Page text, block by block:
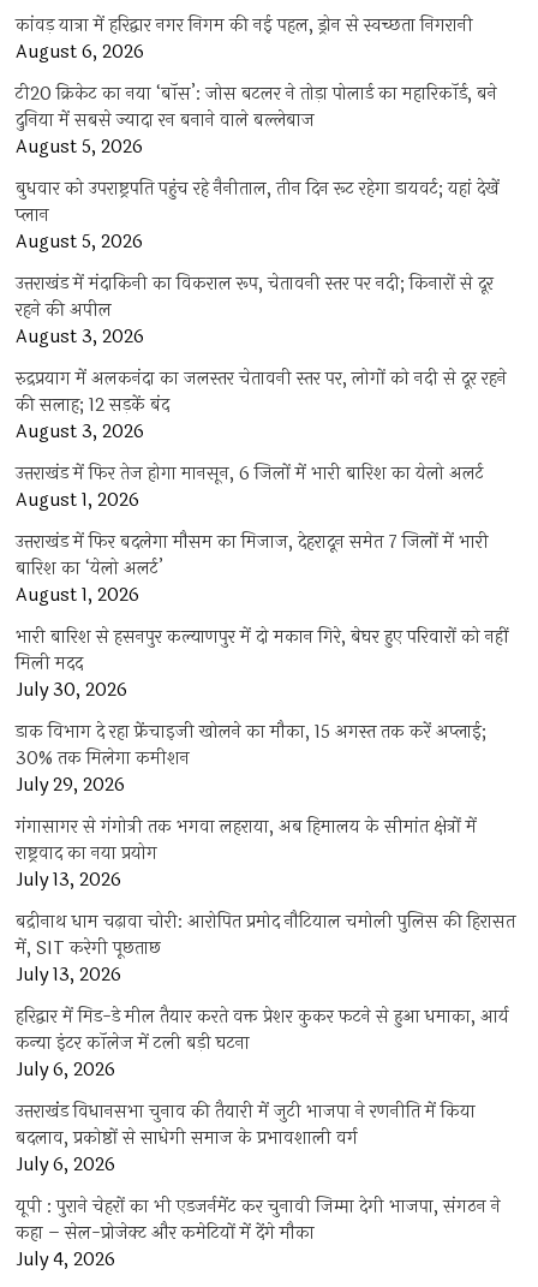
कांवड़ यात्रा में हरिद्वार नगर निगम की नई पहल, ड्रोन से स्वच्छता निगरानी
August 6, 2026
टी20 क्रिकेट का नया ‘बॉस’: जोस बटलर ने तोड़ा पोलार्ड का महारिकॉर्ड, बने
दुनिया में सबसे ज्यादा रन बनाने वाले बल्लेबाज
August 5, 2026
बुधवार को उपराष्ट्रपति पहुंच रहे नैनीताल, तीन दिन रूट रहेगा डायवर्ट; यहां देखें
प्‍लान
August 5, 2026
उत्तराखंड में मंदाकिनी का विकराल रूप, चेतावनी स्तर पर नदी; किनारों से दूर
रहने की अपील
August 3, 2026
रुद्रप्रयाग में अलकनंदा का जलस्तर चेतावनी स्तर पर, लोगों को नदी से दूर रहने
की सलाह; 12 सड़कें बंद
August 3, 2026
उत्तराखंड में फिर तेज होगा मानसून, 6 जिलों में भारी बारिश का येलो अलर्ट
August 1, 2026
उत्तराखंड में फिर बदलेगा मौसम का मिजाज, देहरादून समेत 7 जिलों में भारी
बारिश का ‘येलो अलर्ट’
August 1, 2026
भारी बारिश से हसनपुर कल्याणपुर में दो मकान गिरे, बेघर हुए परिवारों को नहीं
मिली मदद
July 30, 2026
डाक विभाग दे रहा फ्रेंचाइजी खोलने का मौका, 15 अगस्त तक करें अप्लाई;
30% तक मिलेगा कमीशन
July 29, 2026
गंगासागर से गंगोत्री तक भगवा लहराया, अब हिमालय के सीमांत क्षेत्रों में
राष्ट्रवाद का नया प्रयोग
July 13, 2026
बद्रीनाथ धाम चढ़ावा चोरी: आरोपित प्रमोद नौटियाल चमोली पुलिस की हिरासत
में, SIT करेगी पूछताछ
July 13, 2026
हरिद्वार में मिड-डे मील तैयार करते वक्त प्रेशर कुकर फटने से हुआ धमाका, आर्य
कन्या इंटर कॉलेज में टली बड़ी घटना
July 6, 2026
उत्तराखंंड विधानसभा चुनाव की तैयारी में जुटी भाजपा ने रणनीति में किया
बदलाव, प्रकोष्ठों से साधेगी समाज के प्रभावशाली वर्ग
July 6, 2026
यूपी : पुराने चेहरों का भी एडजर्नमेंट कर चुनावी जिम्मा देगी भाजपा, संगठन ने
कहा – सेल-प्रोजेक्ट और कमेटियों में देंगे मौका
July 4, 2026